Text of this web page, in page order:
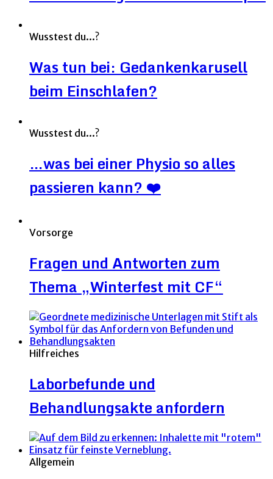
Wusstest du...?
Was tun bei: Gedankenkarusell
beim Einschlafen?
Wusstest du...?
…was bei einer Physio so alles
passieren kann? ❤️
Vorsorge
Fragen und Antworten zum
Thema „Winterfest mit CF“
Hilfreiches
Laborbefunde und
Behandlungsakte anfordern
Allgemein